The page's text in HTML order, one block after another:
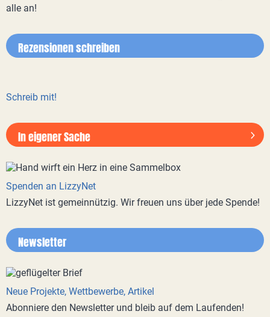
alle an!
Rezensionen schreiben
Schreib mit!
In eigener Sache
Spenden an LizzyNet
LizzyNet ist gemeinnützig. Wir freuen uns über jede Spende!
Newsletter
Neue Projekte, Wettbewerbe, Artikel
Abonniere den Newsletter und bleib auf dem Laufenden!